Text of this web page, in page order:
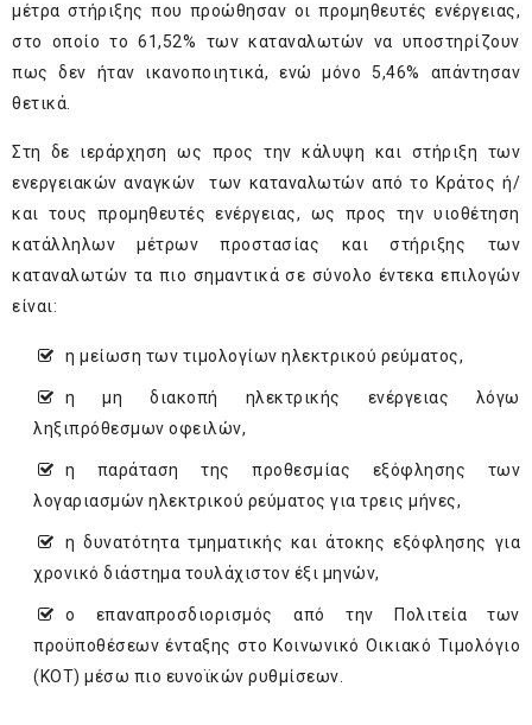
μέτρα στήριξης που προώθησαν οι προμηθευτές ενέργειας,
στο οποίο το 61,52% των καταναλωτών να υποστηρίζουν
πως δεν ήταν ικανοποιητικά, ενώ μόνο 5,46% απάντησαν
θετικά.
Στη δε ιεράρχηση ως προς την κάλυψη και στήριξη των
ενεργειακών αναγκών των καταναλωτών από το Κράτος ή/
και τους προμηθευτές ενέργειας, ως προς την υιοθέτηση
κατάλληλων μέτρων προστασίας και στήριξης των
καταναλωτών τα πιο σημαντικά σε σύνολο έντεκα επιλογών
είναι:
η μείωση των τιμολογίων ηλεκτρικού ρεύματος,
η μη διακοπή ηλεκτρικής ενέργειας λόγω
ληξιπρόθεσμων οφειλών,
η παράταση της προθεσμίας εξόφλησης των
λογαριασμών ηλεκτρικού ρεύματος για τρεις μήνες,
η δυνατότητα τμηματικής και άτοκης εξόφλησης για
χρονικό διάστημα τουλάχιστον έξι μηνών,
ο επαναπροσδιορισμός από την Πολιτεία των
προϋποθέσεων ένταξης στο Κοινωνικό Οικιακό Τιμολόγιο
(ΚΟΤ) μέσω πιο ευνοϊκών ρυθμίσεων.